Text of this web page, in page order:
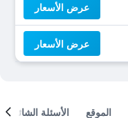
عرض الأسعار
عرض الأسعار
الموقع الأسئلة الشائعة